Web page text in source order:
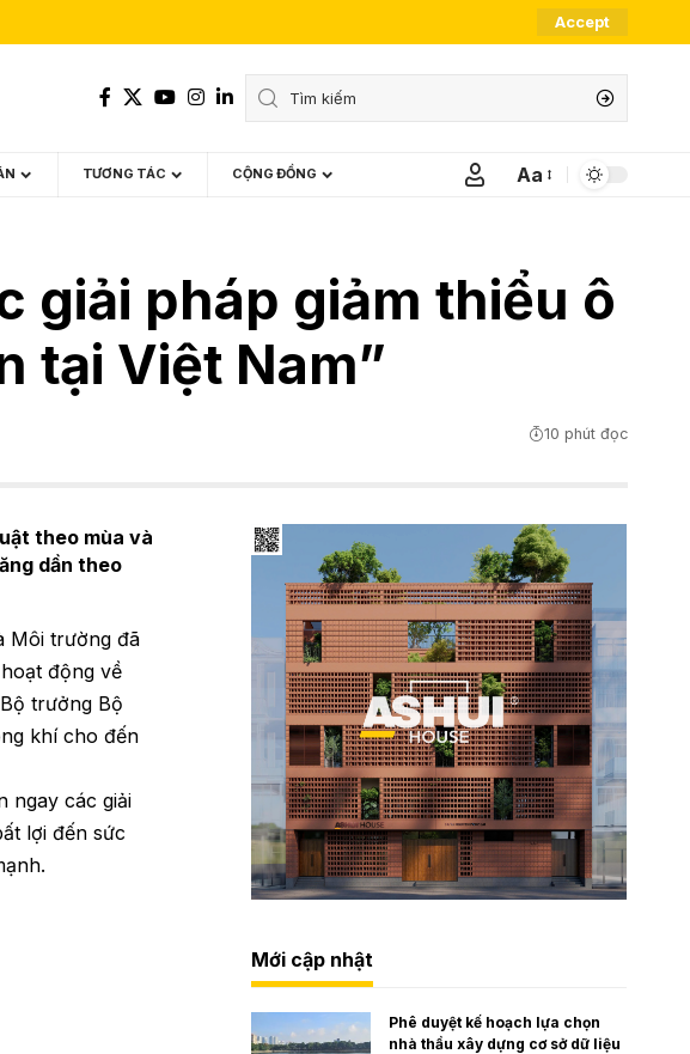
Accept
TƯƠNG TÁC CỘNG ĐỒNG
Font
Aa
giải pháp giảm thiểu ô
tại Việt Nam”
10 phút đọc
theo mùa và
dần theo
Môi trường đã
động về
trưởng Bộ
khí cho đến
ngay các giải
lợi đến sức
Mới cập nhật
Phê duyệt kế hoạch lựa chọn
nhà thầu xây dựng cơ sở dữ liệu